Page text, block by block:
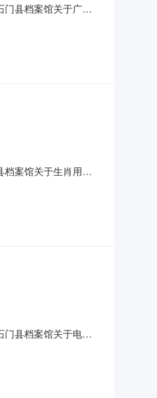
县档案馆关于广告
案馆关于生肖用品
县档案馆关于电梯